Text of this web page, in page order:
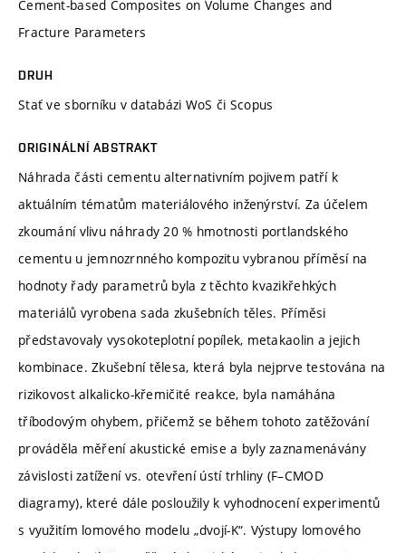
Cement-based Composites on Volume Changes and
Fracture Parameters
DRUH
Stať ve sborníku v databázi WoS či Scopus
ORIGINÁLNÍ ABSTRAKT
Náhrada části cementu alternativním pojivem patří k
aktuálním tématům materiálového inženýrství. Za účelem
zkoumání vlivu náhrady 20 % hmotnosti portlandského
cementu u jemnozrnného kompozitu vybranou příměsí na
hodnoty řady parametrů byla z těchto kvazikřehkých
materiálů vyrobena sada zkušebních těles. Příměsi
představovaly vysokoteplotní popílek, metakaolin a jejich
kombinace. Zkušební tělesa, která byla nejprve testována na
rizikovost alkalicko-křemičité reakce, byla namáhána
tříbodovým ohybem, přičemž se během tohoto zatěžování
prováděla měření akustické emise a byly zaznamenávány
závislosti zatížení vs. otevření ústí trhliny (F–CMOD
diagramy), které dále posloužily k vyhodnocení experimentů
s využitím lomového modelu „dvojí-K“. Výstupy lomového